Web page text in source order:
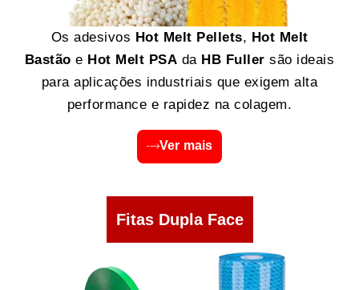
Os adesivos Hot Melt Pellets, Hot Melt
Bastão e Hot Melt PSA da HB Fuller são ideais
para aplicações industriais que exigem alta
performance e rapidez na colagem.
Ver mais
Fitas Dupla Face